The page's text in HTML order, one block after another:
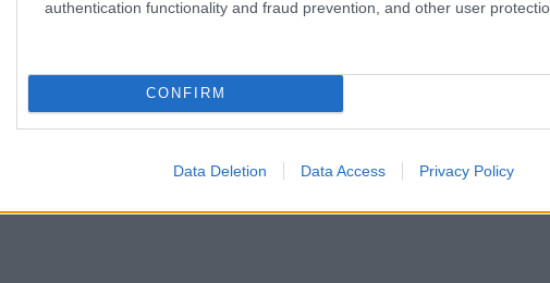
authentication functionality and fraud prevention, and other user
CONFIRM
Data Deletion Data Access Privacy Policy
τη Φλωρεντία, ταξιδεύουν στη γεμάτη εκπλήξεις